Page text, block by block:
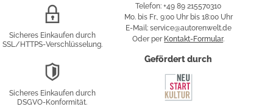
Verschlüsselung
Sicheres Einkaufen durch
SSL/HTTPS-Verschlüsselung.
Sicheres Einkaufen durch
DSGVO-Konformität.
Telefon: +49 89 215570310
Mo. bis Fr., 9:00 Uhr bis 18:00 Uhr
E-Mail: service@autorenwelt.de
Oder per Kontakt-Formular.
Gefördert durch